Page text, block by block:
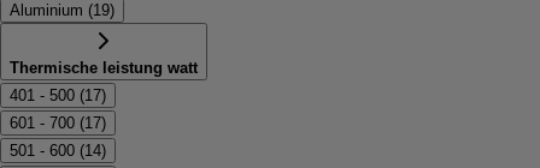
Aluminium (19)
Thermische leistung watt
401 - 500 (17)
601 - 700 (17)
501 - 600 (14)